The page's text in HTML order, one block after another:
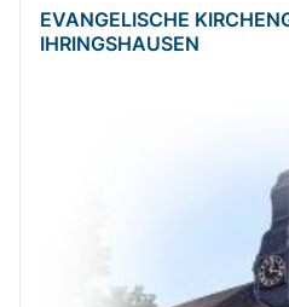
EVANGELISCHE
IHRINGSHAUSEN